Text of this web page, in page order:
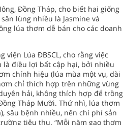
Đồng Tháp, cho biết hai giống
lùng nhiều là Jasmine và
lúa thơm dễ bán cho các doanh
viện Lúa ĐBSCL, cho rằng việc
là điều lợi bất cập hại, bởi nhiều
chính hiệu (lúa mùa một vụ, dài
chỉ thích hợp trên những vùng
hải, không thích hợp để trồng
Tháp Mười. Thứ nhì, lúa thơm
sâu bệnh nhiều, nên chi phí sản
tiêu thụ. “Mỗi năm gạo thơm